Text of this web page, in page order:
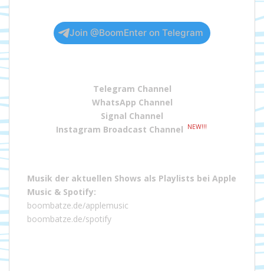
Join @BoomEnter on Telegram
Telegram Channel
WhatsApp Channel
Signal Channel
Instagram Broadcast Channel
NEW!!!
Musik der aktuellen Shows als Playlists bei Apple
Music & Spotify:
boombatze.de/applemusic
boombatze.de/spotify